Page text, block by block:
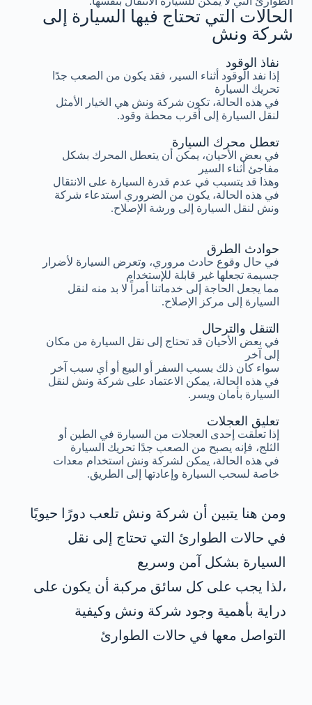
الحالات التي تحتاج فيها السيارة إلى
شركة ونش
تعطل محرك السيارة
في بعض الأحيان، يمكن أن يتعطل المحرك بشكل
مفاجئ أثناء السير
وهذا قد يتسبب في عدم قدرة السيارة على الانتقال
في هذه الحالة، يكون من الضروري استدعاء شركة
ونش لنقل السيارة إلى ورشة الإصلاح.
نفاذ الوقود
إذا نفد الوقود أثناء السير، فقد يكون من الصعب جدًا
تحريك السيارة
في هذه الحالة، تكون شركة ونش هي الخيار الأمثل
لنقل السيارة إلى أقرب محطة وقود.
تعليق العجلات
إذا تعلقت إحدى العجلات من السيارة في الطين أو
الثلج، فإنه يصبح من الصعب جدًا تحريك السيارة
في هذه الحالة، يمكن لشركة ونش استخدام معدات
خاصة لسحب السيارة وإعادتها إلى الطريق.
التنقل والترحال
في بعض الأحيان قد تحتاج إلى نقل السيارة من مكان
إلى آخر
سواء كان ذلك بسبب السفر أو البيع أو أي سبب آخر
في هذه الحالة، يمكن الاعتماد على شركة ونش لنقل
السيارة بأمان ويسر.
حوادث الطرق
في حال وقوع حادث مروري، وتعرض السيارة لأضرار
جسيمة تجعلها غير قابلة للإستخدام
مما يجعل الحاجة إلى خدماتنا أمراً لا بد منه لنقل
السيارة إلى مركز الإصلاح.
ومن هنا يتبين أن شركة ونش تلعب دورًا حيويًا
في حالات الطوارئ التي تحتاج إلى نقل
السيارة بشكل آمن وسريع
،لذا يجب على كل سائق مركبة أن يكون على
دراية بأهمية وجود شركة ونش وكيفية
التواصل معها في حالات الطوارئ